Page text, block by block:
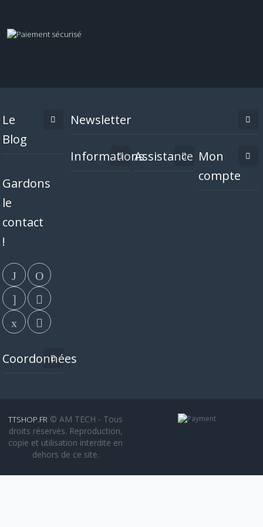
Le
Blog
Gardons
le
contact
!
Coordonnées
Newsletter
InformationsAssistance Mon
compte
TTSHOP.FR © AM TECH - Tous
droits réservés. Reproduction,
copie et utilisation interdite en
dehors de ce site.